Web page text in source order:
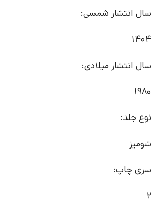
سال انتشار شمسی:
1404
سال انتشار میلادی:
1980
نوع جلد:
شومیز
سری چاپ:
2